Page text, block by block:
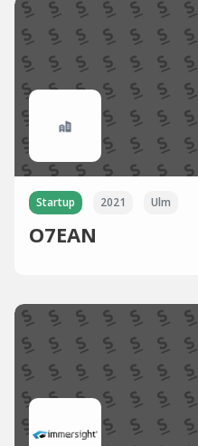
Startup 2021 Ulm
O7EAN